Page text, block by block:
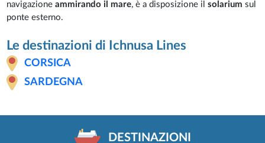
navigazioneammirando il mare, è a disposizione ilsolariumsul
ponte esterno.
Le destinazioni di Ichnusa Lines
CORSICA
SARDEGNA
DESTINAZIONI